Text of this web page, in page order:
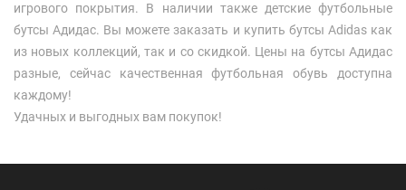
игрового покрытия. В наличии также детские футбольные
бутсы Адидас. Вы можете заказать и купить бутсы Adidas как
из новых коллекций, так и со скидкой. Цены на бутсы Адидас
разные, сейчас качественная футбольная обувь доступна
каждому!
Удачных и выгодных вам покупок!